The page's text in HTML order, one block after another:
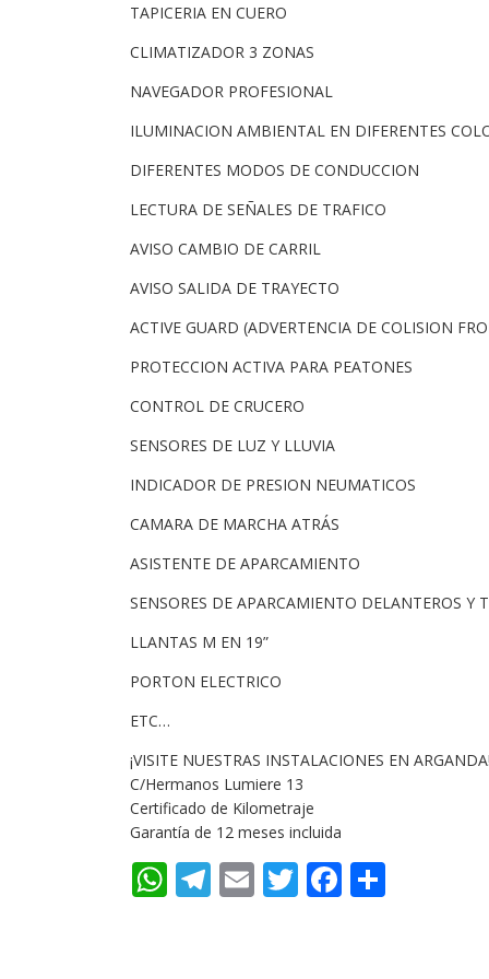
TAPICERIA EN CUERO
CLIMATIZADOR 3 ZONAS
NAVEGADOR PROFESIONAL
ILUMINACION AMBIENTAL EN DIFERENTES
DIFERENTES MODOS DE CONDUCCION
LECTURA DE SEÑALES DE TRAFICO
AVISO CAMBIO DE CARRIL
AVISO SALIDA DE TRAYECTO
ACTIVE GUARD (ADVERTENCIA DE COLISION
PROTECCION ACTIVA PARA PEATONES
CONTROL DE CRUCERO
SENSORES DE LUZ Y LLUVIA
INDICADOR DE PRESION NEUMATICOS
CAMARA DE MARCHA ATRÁS
ASISTENTE DE APARCAMIENTO
SENSORES DE APARCAMIENTO DELANTEROS Y
LLANTAS M EN 19”
PORTON ELECTRICO
ETC…
¡VISITE NUESTRAS INSTALACIONES EN ARGANDA!
C/Hermanos Lumiere 13
Certificado de Kilometraje
Garantía de 12 meses incluida
WhatsApp
Telegram
EmailTwitterFacebook